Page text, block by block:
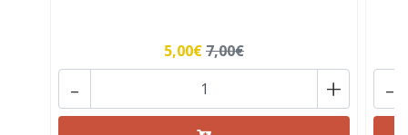
5,00€7,00€
+
- -